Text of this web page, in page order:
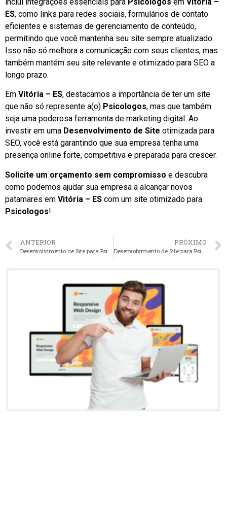
ES, como links para redes sociais, formulários de contato
eficientes e sistemas de gerenciamento de conteúdo,
permitindo que você mantenha seu site sempre atualizado.
Isso não só melhora a comunicação com seus clientes, mas
também mantém seu site relevante e otimizado para SEO a
longo prazo.
Em Vitória – ES, destacamos a importância de ter um site
que não só represente a(o) Psicologos, mas que também
seja uma poderosa ferramenta de marketing digital. Ao
investir em uma Desenvolvimento de Site otimizada para
SEO, você está garantindo que sua empresa tenha uma
presença online forte, competitiva e preparada para crescer.
Solicite um orçamento sem compromisso e descubra
como podemos ajudar sua empresa a alcançar novos
patamares em Vitória – ES com um site otimizado para
Psicologos!
ANTERIOR PRÓXIMO